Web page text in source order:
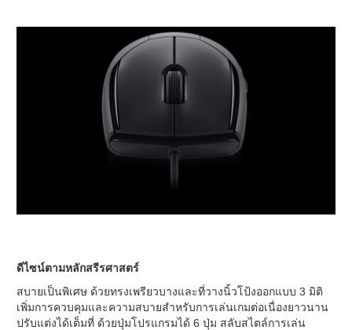
ดีไซน์ตามหลักสรีรศาสตร์
สบายเป็นพิเศษ ด้วยทรงเพรียวบางและที่วางนิ้วโป้งออกแบบ 3 มิติ
เพิ่มการควบคุมและความสบายสำหรับการเล่นเกมต่อเนื่องยาวนาน
ปรับแต่งได้เต็มที่ ด้วยปุ่มโปรแกรมได้ 6 ปุ่ม สลับสไตล์การเล่น